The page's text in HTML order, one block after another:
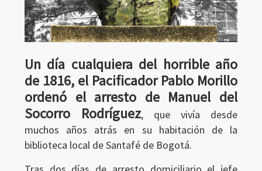
Un día cualquiera del horrible año
de 1816, el Pacificador Pablo Morillo
ordenó el arresto de Manuel del
Socorro Rodríguez, que vivía desde
muchos años atrás en su habitación de la
biblioteca local de Santafé de Bogotá.